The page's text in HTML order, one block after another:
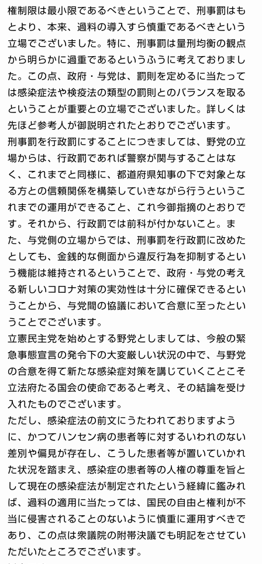
権制限は最小限であるべきということで、刑事罰はも
とより、本来、過料の導入すら慎重であるべきという
立場でございました。特に、刑事罰は量刑均衡の観点
から明らかに過重であるというふうに考えておりまし
た。この点、政府・与党は、罰則を定めるに当たって
は感染症法や検疫法の類型の罰則とのバランスを取る
ということが重要との立場でございました。詳しくは
先ほど参考人が御説明されたとおりでございます。
刑事罰を行政罰にすることにつきましては、野党の立
場からは、行政罰であれば警察が関与することはな
く、これまでと同様に、都道府県知事の下で対象とな
る方との信頼関係を構築していきながら行うというこ
れまでの運用ができること、これ今御指摘のとおりで
す。それから、行政罰では前科が付かないこと。ま
た、与党側の立場からでは、刑事罰を行政罰に改めた
としても、金銭的な側面から違反行為を抑制するとい
う機能は維持されるということで、政府・与党の考え
る新しいコロナ対策の実効性は十分に確保できるとい
うことから、与党間の協議において合意に至ったとい
うことでございます。
立憲民主党を始めとする野党としましては、今般の緊
急事態宣言の発令下の大変厳しい状況の中で、与野党
の合意を得て新たな感染症対策を講じていくことこそ
立法府たる国会の使命であると考え、その結論を受け
入れたものでございます。
ただし、感染症法の前文にうたわれておりますよう
に、かつてハンセン病の患者等に対するいわれのない
差別や偏見が存在し、こうした患者等が置いていかれ
た状況を踏まえ、感染症の患者等の人権の尊重を旨と
して現在の感染症法が制定されたという経緯に鑑みれ
ば、過料の適用に当たっては、国民の自由と権利が不
当に侵害されることのないように慎重に運用すべきで
あり、この点は衆議院の附帯決議でも明記をさせてい
ただいたところでございます。